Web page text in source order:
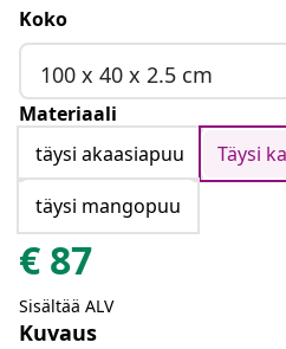
Koko
100 x 40 x 2.5 cm
Materiaali
täysi akaasiapuu
Täysi
täysi mangopuu
€ 87
Sisältää ALV
Kuvaus